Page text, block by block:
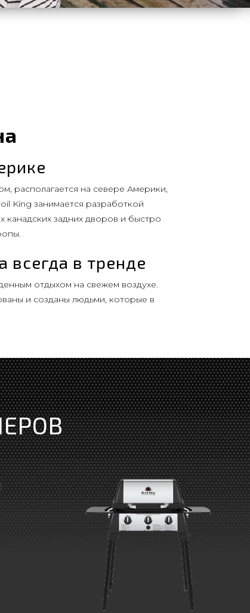
располагается на севере Америки,
King занимается разработкой
канадских задних дворов и быстро
в тренде
отдыхом на свежем воздухе.
и созданы людьми, которые в